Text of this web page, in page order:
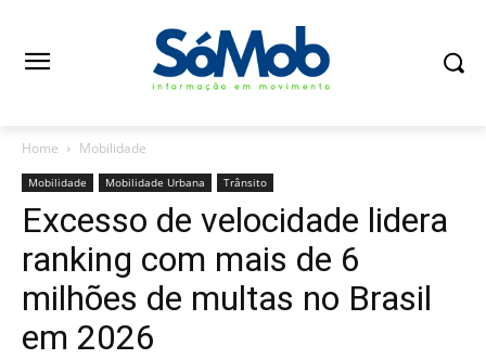
Home Mobilidade
Mobilidade Mobilidade Urbana Trânsito
Excesso de velocidade lidera
ranking com mais de 6
milhões de multas no Brasil
em 2026